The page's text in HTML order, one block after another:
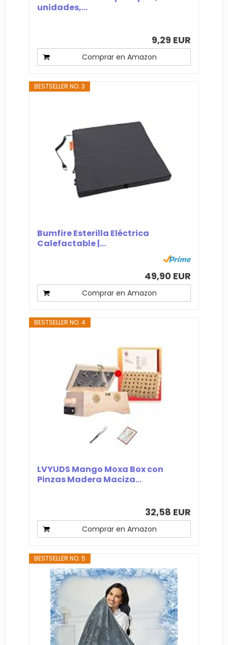
unidades,...
9,29 EUR
Comprar en Amazon
BESTSELLER NO. 3
Bumfire Esterilla Eléctrica
Calefactable |...
49,90 EUR
Comprar en Amazon
BESTSELLER NO. 4
LVYUDS Mango Moxa Box con
Pinzas Madera Maciza...
32,58 EUR
Comprar en Amazon
BESTSELLER NO. 5